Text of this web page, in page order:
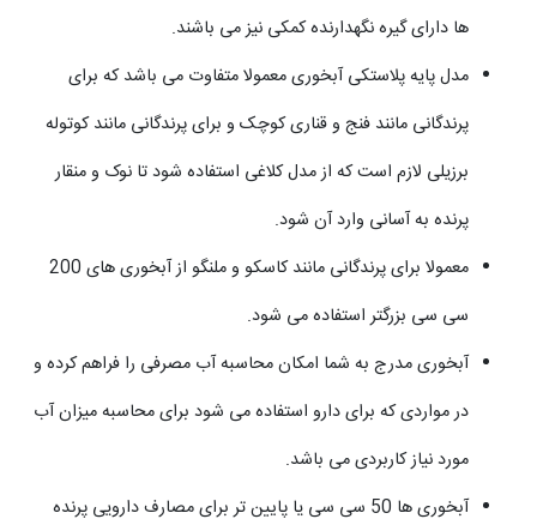
ها دارای گیره نگهدارنده کمکی نیز می باشند.
مدل پایه پلاستکی آبخوری معمولا متفاوت می باشد که برای
پرندگانی مانند فنج و قناری کوچک و برای پرندگانی مانند کوتوله
برزیلی لازم است که از مدل کلاغی استفاده شود تا نوک و منقار
پرنده به آسانی وارد آن شود.
معمولا برای پرندگانی مانند کاسکو و ملنگو از آبخوری های 200
سی سی بزرگتر استفاده می شود.
آبخوری مدرج به شما امکان محاسبه آب مصرفی را فراهم کرده و
در مواردی که برای دارو استفاده می شود برای محاسبه میزان آب
مورد نیاز کاربردی می باشد.
آبخوری ها 50 سی سی یا پایین تر برای مصارف دارویی پرنده